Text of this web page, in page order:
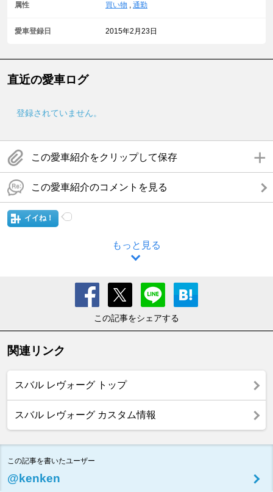
属性 買い物 , 通勤
愛車登録日 2015年2月23日
直近の愛車ログ
登録されていません。
この愛車紹介をクリップして保存
この愛車紹介のコメントを見る
イイね！
もっと見る
この記事をシェアする
関連リンク
スバル レヴォーグ トップ
スバル レヴォーグ カスタム情報
この記事を書いたユーザー
@kenken